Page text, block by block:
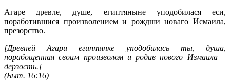
Агаре древле, душе, египтяныне уподобилася еси,
поработившися произволением и рождши новаго Исмаила,
презорство.
[Древней Агари египтянке уподобилась ты, душа,
порабощенная своим произволом и родив нового Измаила –
дерзость.]
(Быт. 16:16)